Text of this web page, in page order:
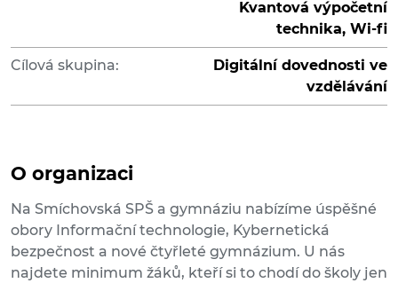
Kvantová výpočetní
technika, Wi-fi
Cílová skupina:
Digitální dovednosti ve
vzdělávání
O organizaci
Na Smíchovská SPŠ a gymnáziu nabízíme úspěšné
obory Informační technologie, Kybernetická
bezpečnost a nové čtyřleté gymnázium. U nás
najdete minimum žáků, kteří si to chodí do školy jen